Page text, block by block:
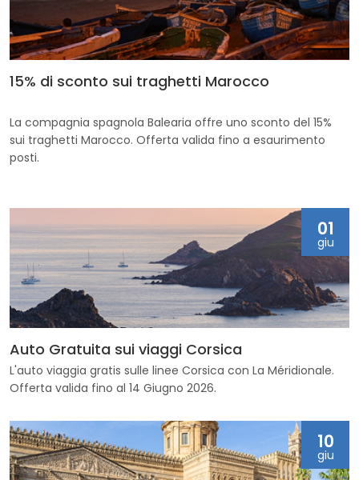
15% di sconto sui traghetti Marocco
La compagnia spagnola Balearia offre uno sconto del 15%
sui traghetti Marocco. Offerta valida fino a esaurimento
posti.
01
giu
Auto Gratuita sui viaggi Corsica
L'auto viaggia gratis sulle linee Corsica con La Méridionale.
Offerta valida fino al 14 Giugno 2026.
10
giu